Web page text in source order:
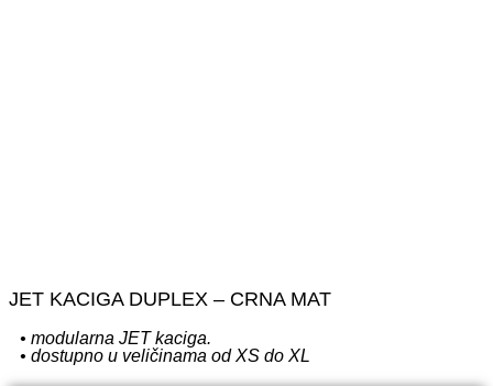
JET KACIGA DUPLEX – CRNA MAT
• modularna JET kaciga.
• dostupno u veličinama od XS do XL